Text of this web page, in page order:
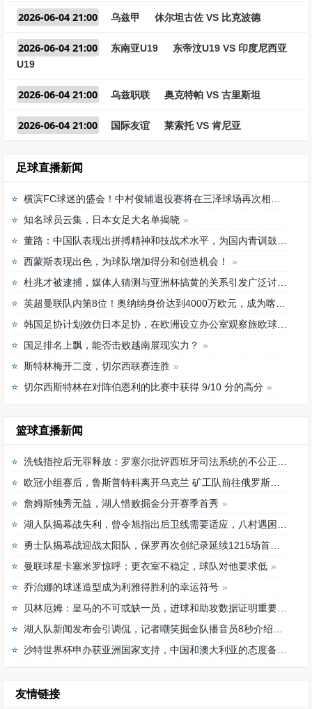
2026-06-04 21:00 乌兹甲 休尔坦古佐 VS 比克波德
2026-06-04 21:00 东南亚U19
东帝汶U19 VS 印度尼西亚
U19
2026-06-04 21:00 乌兹职联 奥克特帕 VS 古里斯坦
2026-06-04 21:00 国际友谊 莱索托 VS 肯尼亚
足球直播新闻
横滨FC球迷的盛会！中村俊辅退役赛将在三泽球场再次相聚
知名球员云集，日本女足大名单揭晓
董路：中国队表现出拼搏精神和技战术水平，为国内青训鼓舞
西蒙斯表现出色，为球队增加得分和创造机会！
杜兆才被逮捕，媒体人猜测与亚洲杯搞黄的关系引发广泛讨论
英超曼联队内第8位！奥纳纳身价达到4000万欧元，成为喀麦隆最贵门将
韩国足协计划效仿日本足协，在欧洲设立办公室观察旅欧球员的身体情况
国足排名上飘，能否击败越南展现实力？
斯特林梅开二度，切尔西联赛连胜
切尔西斯特林在对阵伯恩利的比赛中获得 9/10 分的高分
篮球直播新闻
洗钱指控后无罪释放：罗塞尔批评西班牙司法系统的不公正待遇
欧冠小组赛后，鲁斯普特科离开乌克兰 矿工队前往俄罗斯，未来发展如何？
詹姆斯独秀无益，湖人惜败掘金分开赛季首秀
湖人队揭幕战失利，曾令旭指出后卫线需要适应，八村遇困难
勇士队揭幕战迎战太阳队，保罗再次创纪录延续1215场首发之路
曼联球星卡塞米罗惊呼：更衣室不稳定，球队对他要求低
乔治娜的球迷造型成为利雅得胜利的幸运符号
贝林厄姆：皇马的不可或缺一员，进球和助攻数据证明重要性
湖人队新闻发布会引调侃，记者嘲笑掘金队播音员8秒介绍首发阵容速度
沙特世界杯申办获亚洲国家支持，中国和澳大利亚的态度备受关注
友情链接